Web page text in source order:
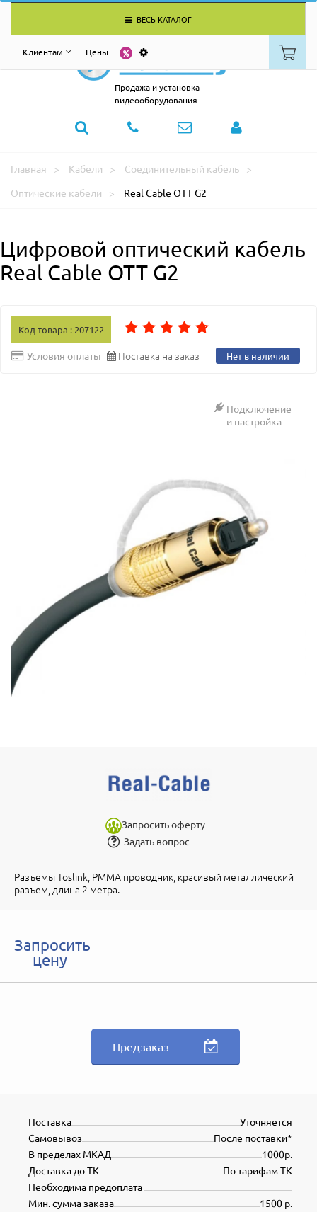
ВЕСЬ КАТАЛОГ
Клиентам Цены
Продажа и установка
видеооборудования
Главная Кабели
Соединительный кабель
Оптические кабели
Real Cable OTT G2
Цифровой оптический кабель
Real Cable OTT G2
Код товара : 207122
Условия оплаты Поставка на заказ Нет в наличии
Подключение
и настройка
Запросить оферту
Задать вопрос
Разъемы Toslink, PMMA проводник, красивый металлический
разъем, длина 2 метра.
Запросить
цену
Предзаказ
Уточняется
Поставка
После поставки*
Самовывоз
1000р.
В пределах МКАД
По тарифам ТК
Доставка до ТК
Необходима предоплата
1500 р.
Мин. сумма заказа